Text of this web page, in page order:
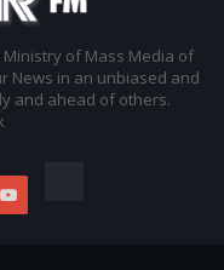
of Mass Media of
News in an unbiased and
and ahead of others.